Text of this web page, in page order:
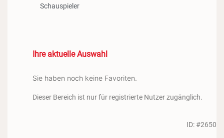
Schauspieler
Ihre aktuelle Auswahl
Sie haben noch keine Favoriten.
Dieser Bereich ist nur für registrierte Nutzer zugänglich.
ID: #2650